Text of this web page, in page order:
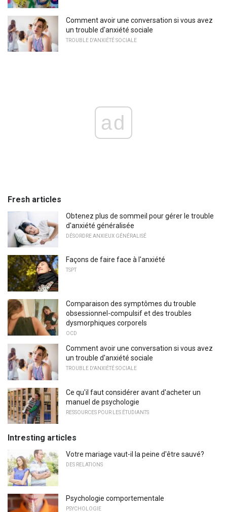
Comment avoir une conversation si vous avez
un trouble d'anxiété sociale
TROUBLE D'ANXIÉTÉ SOCIALE
ad
Fresh articles
Obtenez plus de sommeil pour gérer le trouble
d'anxiété généralisée
DÉSORDRE ANXIEUX GÉNÉRALISÉ
Façons de faire face à l'anxiété
TSPT
Comparaison des symptômes du trouble
obsessionnel-compulsif et des troubles
dysmorphiques corporels
OCD
Comment avoir une conversation si vous avez
un trouble d'anxiété sociale
TROUBLE D'ANXIÉTÉ SOCIALE
Ce qu'il faut considérer avant d'acheter un
manuel de psychologie
RESSOURCES POUR LES ÉTUDIANTS
Intresting articles
Votre mariage vaut-il la peine d'être sauvé?
DES RELATIONS
Psychologie comportementale
PSYCHOLOGIE